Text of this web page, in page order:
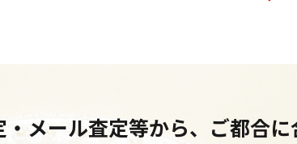
メール査定等から、ご都合に